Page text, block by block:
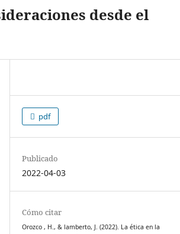
desde el
pdf
Publicado
2022-04-03
Cómo citar
Orozco , H., & lamberto, J. (2022). La ética en la